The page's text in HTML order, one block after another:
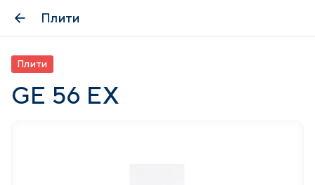
Плити
Плити
GE 56 EX